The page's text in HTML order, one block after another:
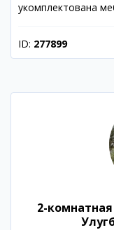
укомплектована
ID: 277899
2-